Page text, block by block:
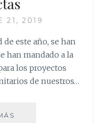
21, 2019
este año, se han
han mandado a la
los proyectos
de nuestros…